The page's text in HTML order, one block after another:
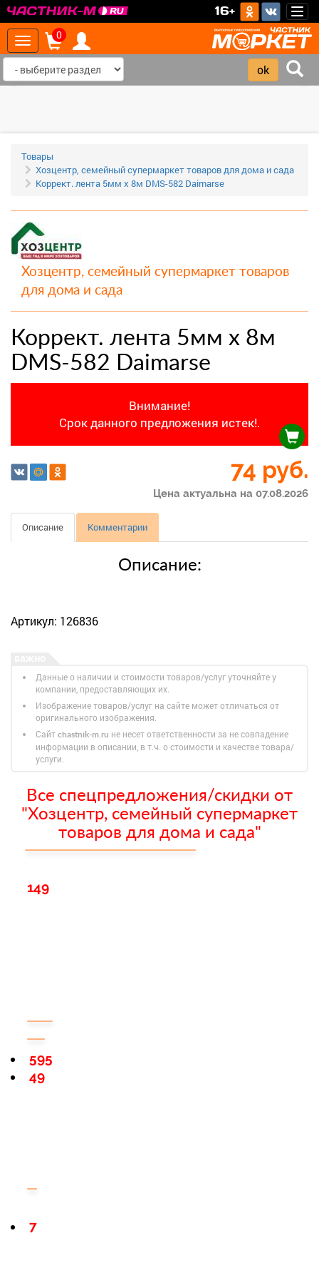
16+
Toggle
navigation
0
Товары
Хозцентр, семейный супермаркет товаров для дома и сада
Коррект. лента 5мм х 8м DMS-582 Daimarse
Хозцентр, семейный супермаркет товаров
для дома и сада
Коррект. лента 5мм х 8м
DMS-582 Daimarse
Внимание!
Срок данного предложения истек!.
74 руб.
Цена актуальна на 07.08.2026
Описание Комментарии
Описание:
Артикул: 126836
Данные о наличии и стоимости товаров/услуг уточняйте у
компании, предоставляющих их.
Изображение товаров/услуг на сайте может отличаться от
оригинального изображения.
Сайт chastnik-m.ru не несет ответственности за не совпадение
информации в описании, в т.ч. о стоимости и качестве товара/
услуги.
Все спецпредложения/скидки от
"Хозцентр, семейный супермаркет
товаров для дома и сада"
149
49
595
7
‹ ›